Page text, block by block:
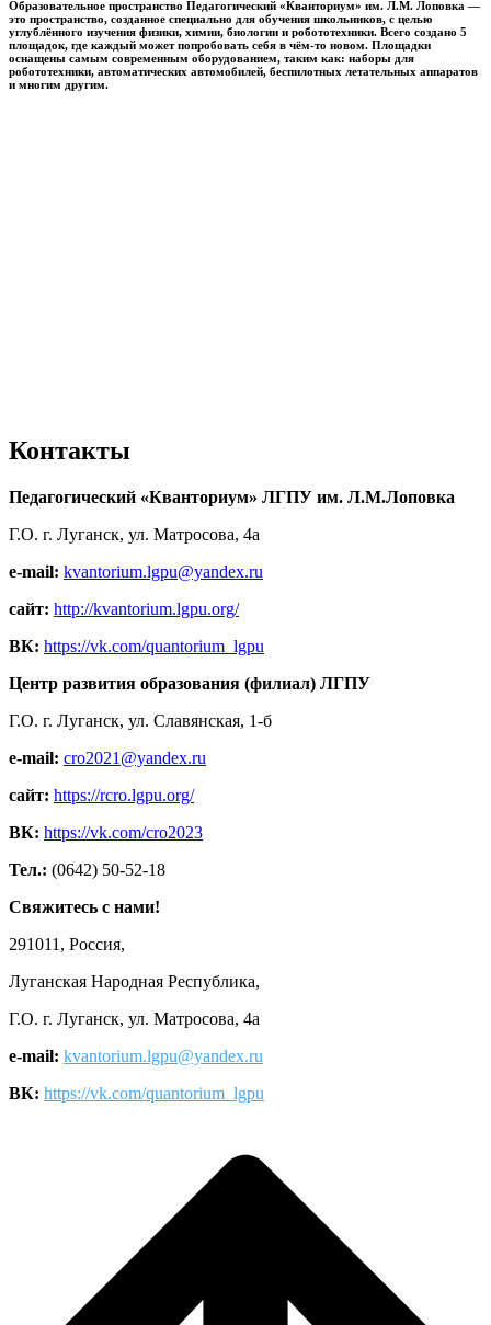
Образовательное пространство Педагогический «Кванториум» им. Л.М. Лоповка —
это пространство, созданное специально для обучения школьников, с целью
углублённого изучения физики, химии, биологии и робототехники. Всего создано 5
площадок, где каждый может попробовать себя в чём-то новом. Площадки
оснащены самым современным оборудованием, таким как: наборы для
робототехники, автоматических автомобилей, беспилотных летательных аппаратов
и многим другим.
Контакты
Педагогический «Кванториум» ЛГПУ им. Л.М.Лоповка
Г.О. г. Луганск, ул. Матросова, 4а
e-mail: kvantorium.lgpu@yandex.ru
сайт: http://kvantorium.lgpu.org/
ВК: https://vk.com/quantorium_lgpu
Центр развития образования (филиал) ЛГПУ
Г.О. г. Луганск, ул. Славянская, 1-б
e-mail: cro2021@yandex.ru
сайт: https://rcro.lgpu.org/
ВК: https://vk.com/cro2023
Тел.: (0642) 50-52-18
Свяжитесь с нами!
291011, Россия,
Луганская Народная Республика,
Г.О. г. Луганск, ул. Матросова, 4а
e-mail: kvantorium.lgpu@yandex.ru
ВК: https://vk.com/quantorium_lgpu